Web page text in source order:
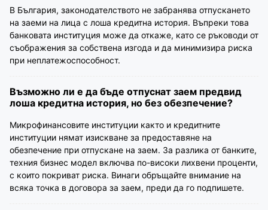
В България, законодателството не забранява отпускането
на заеми на лица с лоша кредитна история. Въпреки това
банковата институция може да откаже, като се ръководи от
съображения за собствена изгода и да минимизира риска
при неплатежоспособност.
Възможно ли е да бъде отпуснат заем предвид
лоша кредитна история, но без обезпечение?
Микрофинансовите институции както и кредитните
институции нямат изискване за предоставяне на
обезпечение при отпускане на заем. За разлика от банките,
техния бизнес модел включва по-високи лихвени проценти,
с които покриват риска. Винаги обръщайте внимание на
всяка точка в договора за заем, преди да го подпишете.